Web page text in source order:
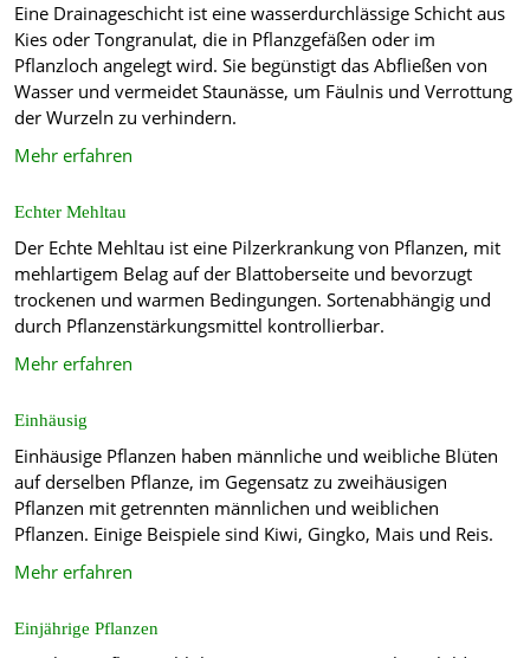
Eine Drainageschicht ist eine wasserdurchlässige Schicht aus
Kies oder Tongranulat, die in Pflanzgefäßen oder im
Pflanzloch angelegt wird. Sie begünstigt das Abfließen von
Wasser und vermeidet Staunässe, um Fäulnis und Verrottung
der Wurzeln zu verhindern.
Mehr erfahren
Echter Mehltau
Der Echte Mehltau ist eine Pilzerkrankung von Pflanzen, mit
mehlartigem Belag auf der Blattoberseite und bevorzugt
trockenen und warmen Bedingungen. Sortenabhängig und
durch Pflanzenstärkungsmittel kontrollierbar.
Mehr erfahren
Einhäusig
Einhäusige Pflanzen haben männliche und weibliche Blüten
auf derselben Pflanze, im Gegensatz zu zweihäusigen
Pflanzen mit getrennten männlichen und weiblichen
Pflanzen. Einige Beispiele sind Kiwi, Gingko, Mais und Reis.
Mehr erfahren
Einjährige Pflanzen